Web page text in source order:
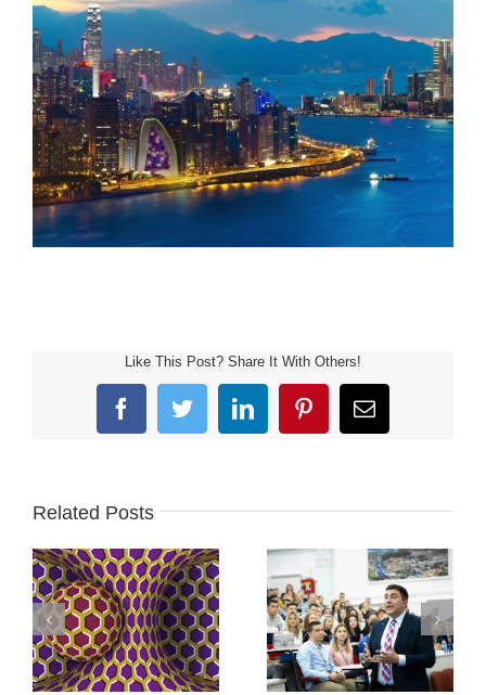
Like This Post? Share It With Others!
FacebookTwitterLinkedInPinterestEmail
Related Posts
AMAZING AND
GREAT OPTICAL
ILLUSION ARTWORK
MILOS STEVANOVIC
– ADVOKAT –
PREDAVANJE /
BIJELJINA